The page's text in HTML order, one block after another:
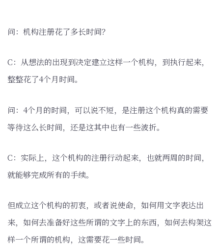
问：机构注册花了多长时间？
C：从想法的出现到决定建立这样一个机构，到执行起来，
整整花了4个月时间。
问：4个月的时间，可以说不短，是注册这个机构真的需要
等待这么长时间，还是这其中也有一些波折。
C：实际上，这个机构的注册行动起来，也就两周的时间，
就能够完成所有的手续。
但成立这个机构的初衷，或者说使命，如何用文字表达出
来，如何去准备好这些所谓的文字上的东西，如何去构架这
样一个所谓的机构，这需要花一些时间。